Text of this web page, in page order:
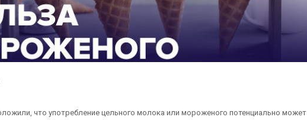
что употребление цельного молока или мороженого потенциально может